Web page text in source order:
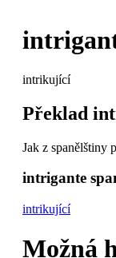
intrikující
Překlad
Jak z spanělštiny
intrigante
intrikující
Možná